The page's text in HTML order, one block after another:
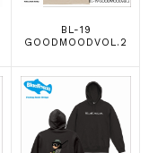
BL-19
GOODMOODVOL.2